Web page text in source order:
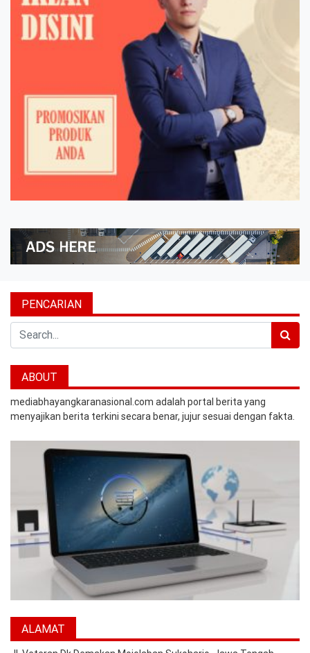
PENCARIAN
Search
ABOUT
mediabhayangkaranasional.com adalah portal berita yang
menyajikan berita terkini secara benar, jujur sesuai dengan fakta.
ALAMAT